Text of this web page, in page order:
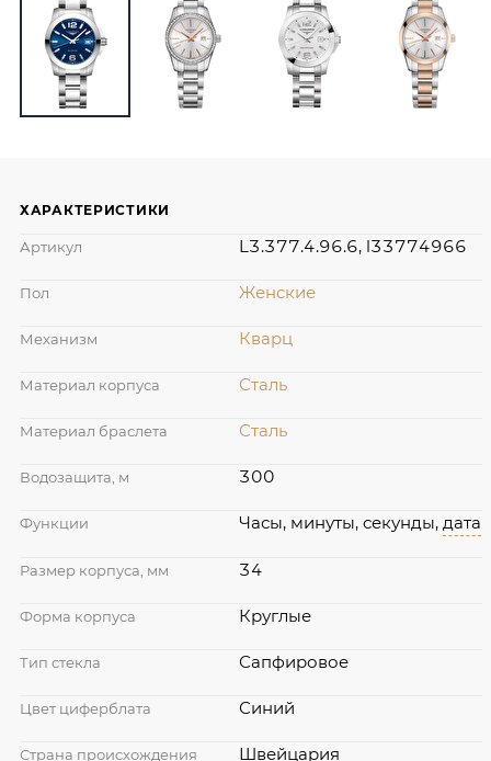
ХАРАКТЕРИСТИКИ
Артикул L3.377.4.96.6, l33774966
Пол Женские
Механизм Кварц
Материал корпуса Сталь
Материал браслета Сталь
Водозащита, м 300
Функции Часы, минуты, секунды, дата
Размер корпуса, мм 34
Форма корпуса Круглые
Тип стекла Сапфировое
Цвет циферблата Синий
Страна происхождения Швейцария